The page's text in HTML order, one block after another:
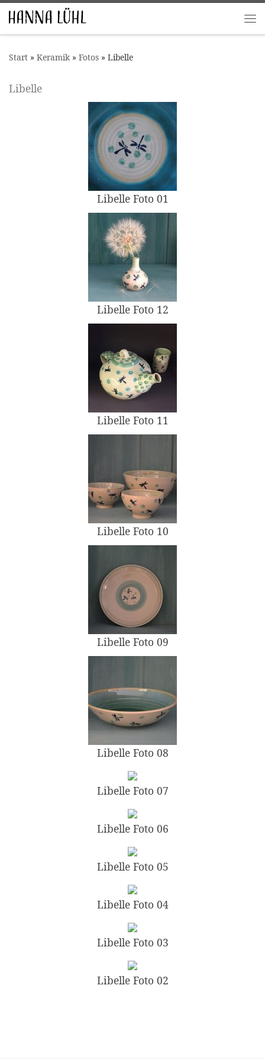
Zum Inhalt springen
Start » Keramik » Fotos » Libelle
Libelle
Libelle Foto 01
Libelle Foto 12
Libelle Foto 11
Libelle Foto 10
Libelle Foto 09
Libelle Foto 08
Libelle Foto 07
Libelle Foto 06
Libelle Foto 05
Libelle Foto 04
Libelle Foto 03
Libelle Foto 02